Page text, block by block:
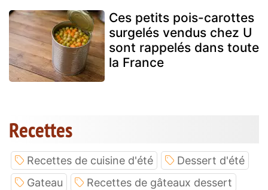
Ces petits pois-carottes
surgelés vendus chez U
sont rappelés dans toute
la France
Recettes
Recettes de cuisine d'été
Dessert d'été
Gateau
Recettes de gâteaux dessert